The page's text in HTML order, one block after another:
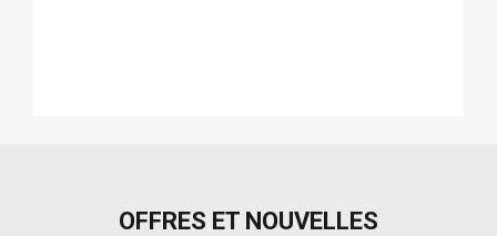
OFFRES ET NOUVELLES